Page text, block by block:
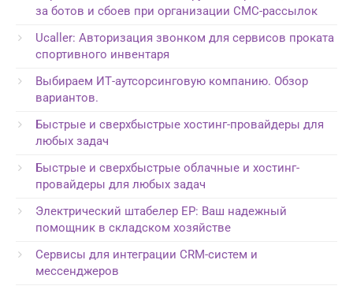
за ботов и сбоев при организации СМС-рассылок
Ucaller: Авторизация звонком для сервисов проката
спортивного инвентаря
Выбираем ИТ-аутсорсинговую компанию. Обзор
вариантов.
Быстрые и сверхбыстрые хостинг-провайдеры для
любых задач
Быстрые и сверхбыстрые облачные и хостинг-
провайдеры для любых задач
Электрический штабелер EP: Ваш надежный
помощник в складском хозяйстве
Сервисы для интеграции CRM-систем и
мессенджеров